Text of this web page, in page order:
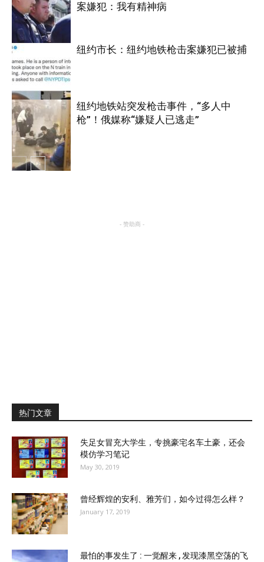
纽约
案嫌犯：我有精神病
纽约
纽约市长：纽约地铁枪击案嫌犯已被捕
纽约地铁站突发枪击事件，“多人中
枪”！俄媒称“嫌疑人已逃走”
- 赞助商 -
热门文章
失足女冒充大学生，专挑豪宅名车土豪，还会
模仿学习笔记
May 30, 2019
曾经辉煌的安利、雅芳们，如今过得怎么样？
January 17, 2019
最怕的事发生了 : 一觉醒来 , 发现漆黑空荡的飞